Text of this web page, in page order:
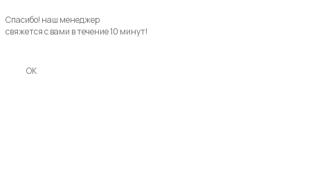
Спасибо! наш менеджер
свяжется с вами в течение 10 минут!
OK